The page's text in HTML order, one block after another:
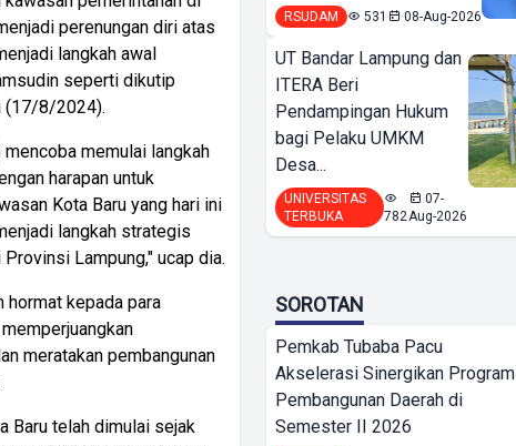
perenungan diri atas
langkah awal
seperti dikutip
(17/8/2024).
memulai langkah
harapan untuk
Kota Baru yang hari ini
langkah strategis
Lampung," ucap dia.
hormat kepada para
meratakan pembangunan
Baru telah dimulai sejak
RSUDAM 531 08-Aug-2026
UT Bandar Lampung dan
ITERA Beri
Pendampingan Hukum
bagi Pelaku UMKM
Desa...
UNIVERSITAS
TERBUKA
782
07-
Aug-2026
SOROTAN
Pemkab Tubaba Pacu
Akselerasi Sinergikan Program
Pembangunan Daerah di
Semester II 2026